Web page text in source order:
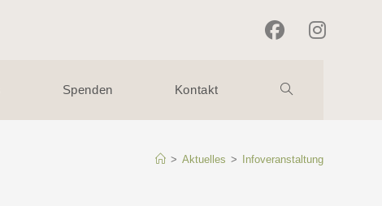
Spenden Kontakt
> Aktuelles > Infoveranstaltung